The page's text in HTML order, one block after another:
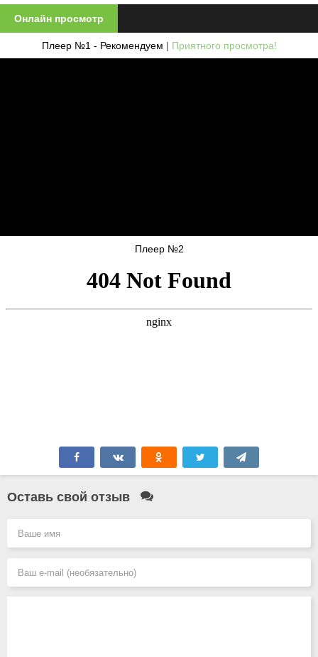
Онлайн просмотр
Плеер №1 - Рекомендуем | Приятного просмотра!
Плеер №2
Оставь свой отзыв